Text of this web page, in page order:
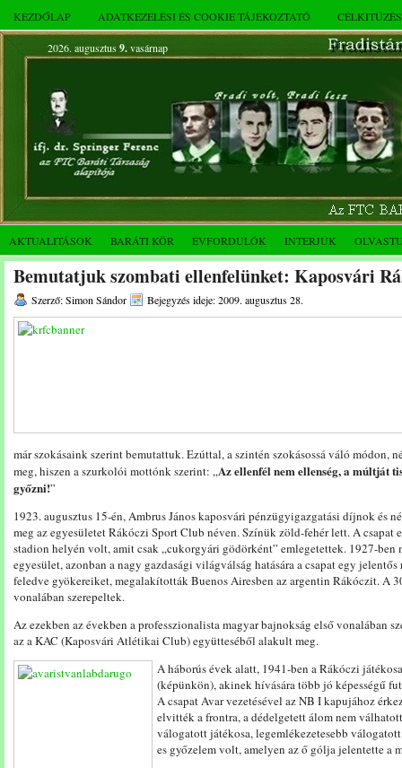
KEZDŐLAP ADATKEZELÉSI ÉS COOKIE TÁJÉKOZTATÓ
2026. augusztus 9.vasárnap
AKTUALITÁSOK BARÁTI KÖR ÉVFORDULÓK INTERJÚK
Bemutatjuk szombati ellenfelünket: Kaposvári
Szerző: Simon Sándor Bejegyzés ideje: 2009. augusztus 28.
már szokásaink szerint bemutattuk. Ezúttal, a szintén szokásossá váló módon,
meg, hiszen a szurkolói mottónk szerint: „Az ellenfél nem ellenség, a múltját
győzni!”
1923. augusztus 15-én, Ambrus János kaposvári pénzügyigazgatási díjnok és
meg az egyesületet Rákóczi Sport Club néven. Színük zöld-fehér lett. A
stadion helyén volt, amit csak „cukorgyári gödörként” emlegetettek. 1927-ben
egyesület, azonban a nagy gazdasági világválság hatására a csapat egy
feledve gyökereiket, megalakították Buenos Airesben az argentin Rákóczit. A
vonalában szerepeltek.
Az ezekben az években a professzionalista magyar bajnokság első vonalában
az a KAC (Kaposvári Atlétikai Club) együtteséből alakult meg.
A háborús évek alatt, 1941-ben a Rákóczi
(képünkön), akinek hívására több jó képességű
A csapat Avar vezetésével az NB I kapujához
elvitték a frontra, a dédelgetett álom nem
válogatott játékosa, legemlékezetesebb
es győzelem volt, amelyen az ő gólja jelentette a